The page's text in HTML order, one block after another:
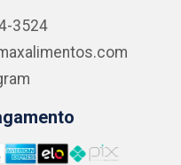
3524